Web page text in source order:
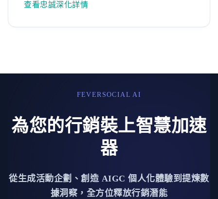
查看忠誠深化詳情
FEVERSOCIAL AI
為您的行銷裝上智慧加速
器
從生成活動企劃、創造 AIGC 個人化體驗到提煉數
據洞察，全方位釋放行銷潛能